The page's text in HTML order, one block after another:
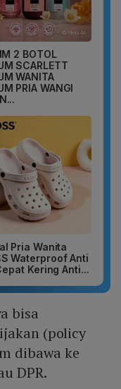
2 BOTOL
SCARLETT
WANITA
PRIA WANGI
Pria Wanita
Waterproof Anti
Kering Anti...
bisa
(policy
dibawa ke
DPR.